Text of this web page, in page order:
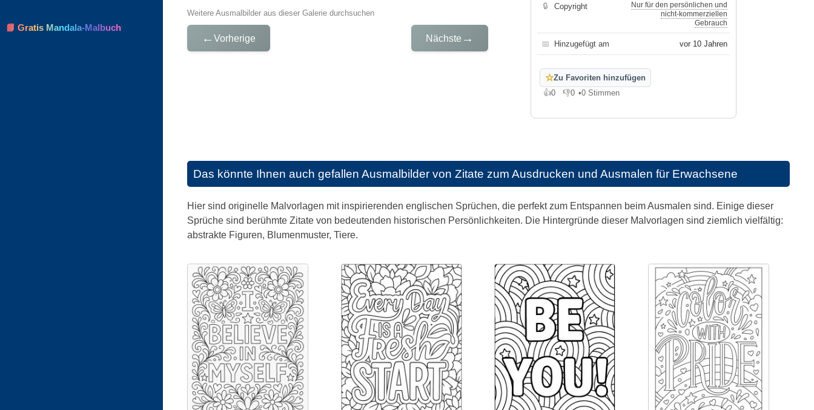
Weitere Ausmalbilder aus dieser Galerie durchsuchen
← Vorherige Nächste →
🔒 Copyright
Nur für den persönlichen und
nicht-kommerziellen
Gebrauch
📅 Hinzugefügt am vor 10 Jahren
☆Zu Favoriten hinzufügen
👍0
Gefällt mir
👎0
Gefällt mir nicht
•0 Stimmen
Das könnte Ihnen auch gefallen Ausmalbilder von Zitate zum Ausdrucken und Ausmalen für Erwachsene
Hier sind originelle Malvorlagen mit inspirierenden englischen Sprüchen, die perfekt zum Entspannen beim Ausmalen sind. Einige dieser
Sprüche sind berühmte Zitate von bedeutenden historischen Persönlichkeiten. Die Hintergründe dieser Malvorlagen sind ziemlich vielfältig:
abstrakte Figuren, Blumenmuster, Tiere.
📘 Gratis Mandala-Malbuch